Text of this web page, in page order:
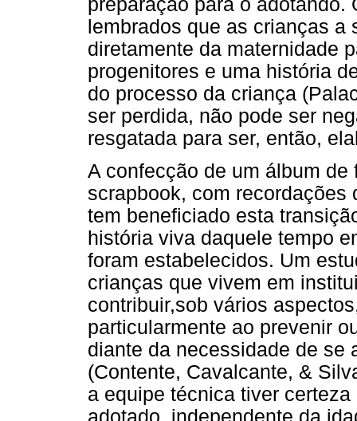
lembrados que as crianças a
diretamente da maternidade
progenitores e uma história
do processo da criança
ser perdida, não pode ser
resgatada para ser, então,
A confecção de um álbum
scrapbook, com
tem beneficiado esta
história viva daquele tempo
foram estabelecidos. Um
crianças que vivem em
contribuir,sob vários
particularmente ao prevenir
diante da necessidade de se
(Contente, Cavalcante, &
a equipe técnica tiver
adotado, independente da